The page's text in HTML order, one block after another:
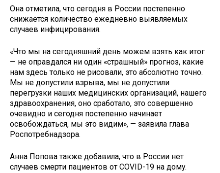
Она отметила, что сегодня в России постепенно
снижается количество ежедневно выявляемых
случаев инфицирования.
«Что мы на сегодняшний день можем взять как итог
— не оправдался ни один «страшный» прогноз, какие
нам здесь только не рисовали, это абсолютно точно.
Мы не допустили взрыва, мы не допустили
перегрузки наших медицинских организаций, нашего
здравоохранения, оно сработало, это совершенно
очевидно и сегодня постепенно начинает
освобождаться, мы это видим», — заявила глава
Роспотребнадзора.
Анна Попова также добавила, что в России нет
случаев смерти пациентов от COVID-19 на дому.